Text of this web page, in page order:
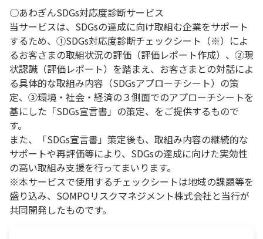
○あわぎんSDGs対応度診断サービス
当サービスは、SDGsの達成に向け取組む企業をサポート
するため、①SDGs対応度診断チェックシート（※）によ
るお客さまの取組状況の評価（評価レポート作成）、②現
状認識（評価レポート）を踏まえ、お客さまとの対話によ
る具体的な取組み内容（SDGsアプローチシート）の策
定、③環境・社会・経済の３側面でのアプローチシートを
基にした「SDGs宣言書」の策定、をご提供するもので
す。
また、「SDGs宣言書」策定後も、取組み内容の継続的な
サポートや再評価等により、SDGsの達成に向けた実効性
の高い取組み支援を行ってまいります。
※本サービスで使用するチェックシートは地域の課題等を
盛り込み、SOMPOリスクマネジメント株式会社と当行が
共同開発したものです。